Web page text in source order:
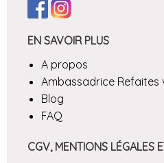
EN SAVOIR PLUS
A propos
Ambassadrice Refaites
Blog
FAQ
CGV, MENTIONS LÉGALES